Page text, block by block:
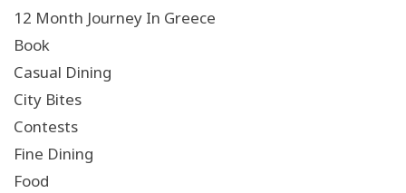
12 Month Journey In Greece
Book
Casual Dining
City Bites
Contests
Fine Dining
Food